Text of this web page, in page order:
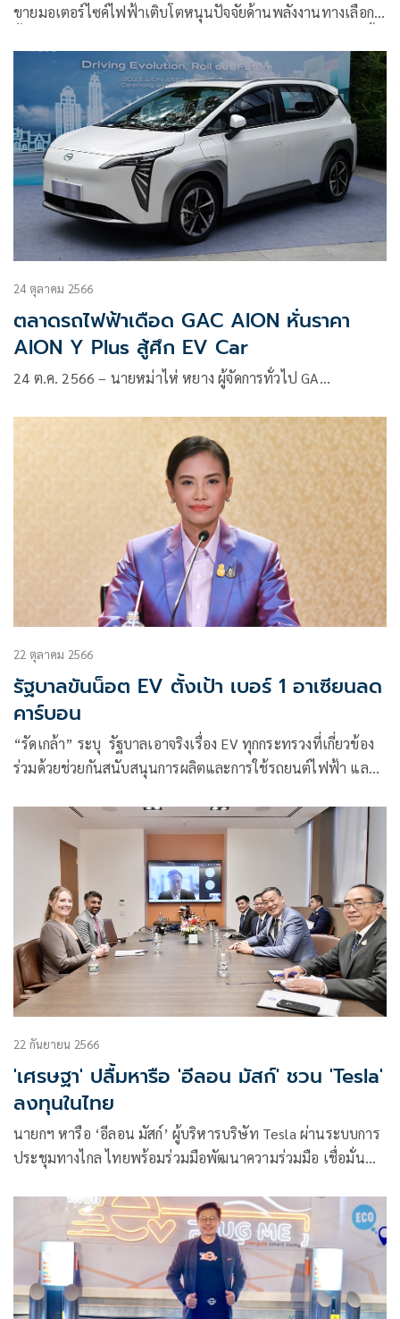
ขายมอเตอร์ไซค์ไฟฟ้าเติบโตหนุนปัจจัยด้านพลังงานทางเลือก
24 ตุลาคม 2566
ตลาดรถไฟฟ้าเดือด GAC AION หั่นราคา
AION Y Plus สู้ศึก EV Car
24 ต.ค. 2566 – นายหม่าไห่ หยาง ผู้จัดการทั่วไป GA…
22 ตุลาคม 2566
รัฐบาลขันน็อต EV ตั้งเป้า เบอร์ 1 อาเซียนลด
คาร์บอน
“รัดเกล้า” ระบุ รัฐบาลเอาจริงเรื่อง EV ทุกกระทรวงที่เกี่ยวข้อง
ร่วมด้วยช่วยกันสนับสนุนการผลิตและการใช้รถยนต์ไฟฟ้า และ
ชั้นบรรยากาศของไทย
22 กันยายน 2566
'เศรษฐา' ปลื้มหารือ 'อีลอน มัสก์' ชวน 'Tesla'
ลงทุนในไทย
นายกฯ หารือ ‘อีลอน มัสก์’ ผู้บริหารบริษัท Tesla ผ่านระบบการ
ประชุมทางไกล ไทยพร้อมร่วมมือพัฒนาความร่วมมือ เชื่อมั่น